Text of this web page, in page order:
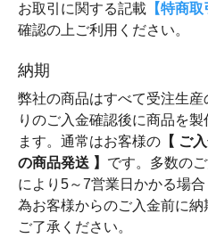
お取引に関する記載 【特商
確認の上ご利用ください。
納期
弊社の商品はすべて受注生
りのご入金確認後に商品を
ます。通常はお客様の 【 ご
の商品発送 】 です。多数の
により5～7営業日かかる場
為お客様からのご入金前に
ご了承ください。